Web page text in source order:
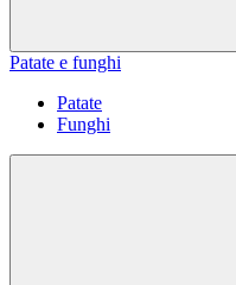
Patate e funghi
Patate
Funghi